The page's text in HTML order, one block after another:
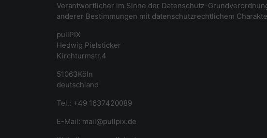
Verantwortlicher im Sinne der Datenschutz-
anderer Bestimmungen mit datenschutzrechtlichem
pullPIX
Hedwig Pielsticker
Kirchturmstr.4
51063Köln
deutschland
Tel.: +49 1637420089
E-Mail: mail@pullpix.de